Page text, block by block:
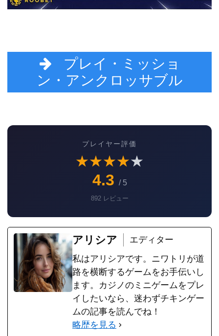
プレイ・ミッショ
ン・アンクロッサブル
プレイヤー評価
★★★★★
4.3 / 5
892 レビュー
アリシア
エディター
私はアリシアです。ニワトリが道
路を横断するゲームをお手伝いし
ます。カジノのミニゲームをプレ
イしたいなら、迷わずチキンゲー
ムの記事を読んでね！
略歴を見る